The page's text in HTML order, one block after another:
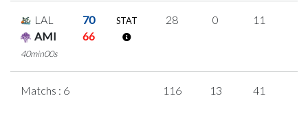
LAL
70
AMI
66
40min00s
STAT 28 0 11
Matchs : 6 116 13 41